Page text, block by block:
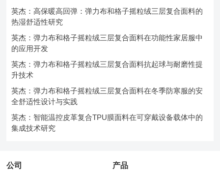
英杰：高保暖高回弹：弹力布和格子摇粒绒三层复合面料的
热湿舒适性研究
英杰：弹力布和格子摇粒绒三层复合面料在功能性家居服中
的应用开发
英杰：弹力布和格子摇粒绒三层复合面料抗起球与耐磨性提
升技术
英杰：弹力布和格子摇粒绒三层复合面料在冬季防寒服的安
全舒适性设计与实践
英杰：智能温控皮革复合TPU膜面料在可穿戴设备载体中的
集成技术研究
公司 产品